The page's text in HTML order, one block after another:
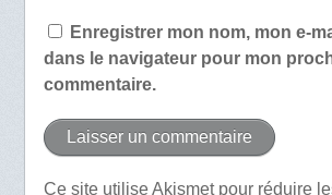
Enregistrer mon nom, mon e-
dans le navigateur pour mon
commentaire.
Ce site utilise Akismet pour réduire